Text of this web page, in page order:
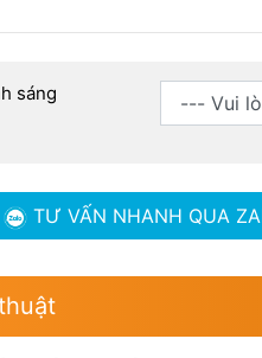
sáng
TƯ VẤN NHANH QUA